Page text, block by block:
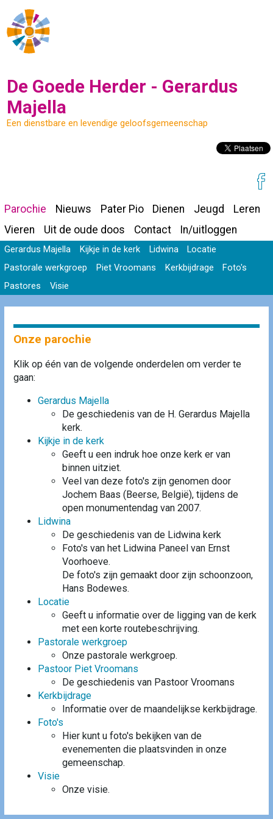
De Goede Herder - Gerardus
Majella
Een dienstbare en levendige geloofsgemeenschap
Parochie Nieuws Pater Pio Dienen Jeugd
Leren
Vieren
Uit de oude doos Contact In/uitloggen
Gerardus Majella Kijkje in de kerk Lidwina
Locatie
Pastorale werkgroep
Piet Vroomans Kerkbijdrage
Foto's
Pastores
Visie
Onze parochie
Klik op één van de volgende onderdelen om verder te
gaan:
Gerardus Majella
De geschiedenis van de H. Gerardus Majella
kerk.
Kijkje in de kerk
Geeft u een indruk hoe onze kerk er van
binnen uitziet.
Veel van deze foto's zijn genomen door
Jochem Baas (Beerse, België), tijdens de
open monumentendag van 2007.
Lidwina
De geschiedenis van de Lidwina kerk
Foto's van het Lidwina Paneel van Ernst
Voorhoeve.
De foto's zijn gemaakt door zijn schoonzoon,
Hans Bodewes.
Locatie
Geeft u informatie over de ligging van de kerk
met een korte routebeschrijving.
Pastorale werkgroep
Onze pastorale werkgroep.
Pastoor Piet Vroomans
De geschiedenis van Pastoor Vroomans
Kerkbijdrage
Informatie over de maandelijkse kerkbijdrage.
Foto's
Hier kunt u foto's bekijken van de
evenementen die plaatsvinden in onze
gemeenschap.
Visie
Onze visie.